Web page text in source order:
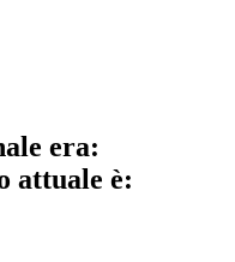
era:
attuale è: